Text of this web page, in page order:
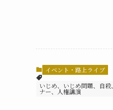
イベント・路上ライブ
いじめ、いじめ問題、自
ナー、人権講演